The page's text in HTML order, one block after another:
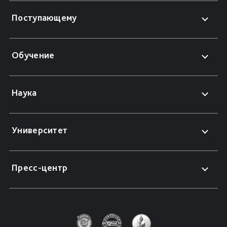
Поступающему
Обучение
Наука
Университет
Пресс-центр